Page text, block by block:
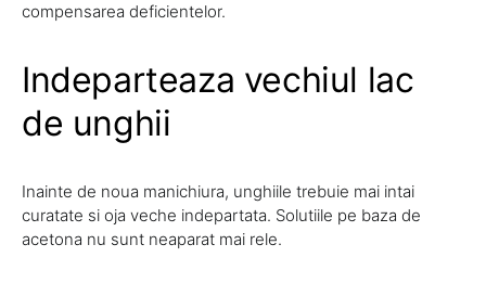
compensarea deficientelor.
Indeparteaza vechiul lac
de unghii
Inainte de noua manichiura, unghiile trebuie mai intai
curatate si oja veche indepartata. Solutiile pe baza de
acetona nu sunt neaparat mai rele.